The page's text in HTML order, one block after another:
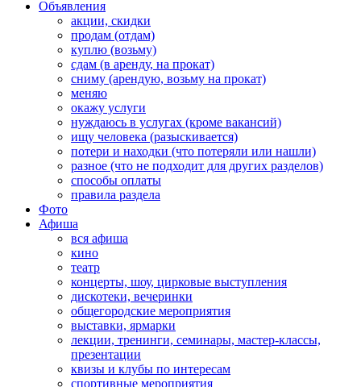
Объявления
акции, скидки
продам (отдам)
куплю (возьму)
сдам (в аренду, на прокат)
сниму (арендую, возьму на прокат)
меняю
окажу услуги
нуждаюсь в услугах (кроме вакансий)
ищу человека (разыскивается)
потери и находки (что потеряли или нашли)
разное (что не подходит для других разделов)
способы оплаты
правила раздела
Фото
Афиша
вся афиша
кино
театр
концерты, шоу, цирковые выступления
дискотеки, вечеринки
общегородские мероприятия
выставки, ярмарки
лекции, тренинги, семинары, мастер-классы,
презентации
квизы и клубы по интересам
спортивные мероприятия